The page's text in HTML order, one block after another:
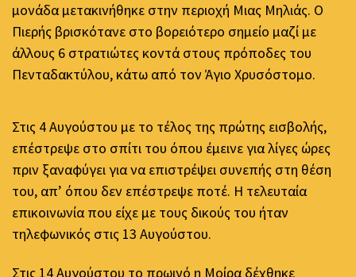
μονάδα μετακινήθηκε στην περιοχή Μιας Μηλιάς. Ο
Πιερής βρισκότανε στο βορειότερο σημείο μαζί με
άλλους 6 στρατιώτες κοντά στους πρόποδες του
Πενταδακτύλου, κάτω από τον Άγιο Χρυσόστομο.
Στις 4 Αυγούστου με το τέλος της πρώτης εισβολής,
επέστρεψε στο σπίτι του όπου έμεινε για λίγες ώρες
πριν ξαναφύγει για να επιστρέψει συνεπής στη θέση
του, απ’ όπου δεν επέστρεψε ποτέ. Η τελευταία
επικοινωνία που είχε με τους δικούς του ήταν
τηλεφωνικός στις 13 Αυγούστου.
Στις 14 Αυγούστου το πρωινό η Μοίρα δέχθηκε